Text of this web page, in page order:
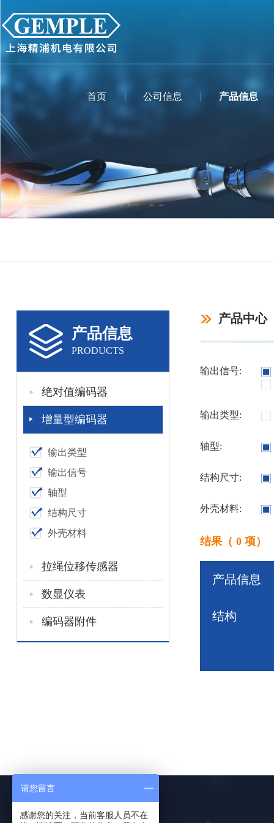
首页 公司信息 产品信息
产品信息
PRODUCTS
绝对值编码器
增量型编码器
输出类型
输出信号
轴型
结构尺寸
外壳材料
拉绳位移传感器
数显仪表
编码器附件
产品中心
输出信号:
输出类型:
轴型:
结构尺寸:
外壳材料:
结果（ 0 项）
产品信息
结构
请您留言
感谢您的关注，当前客服人员不在